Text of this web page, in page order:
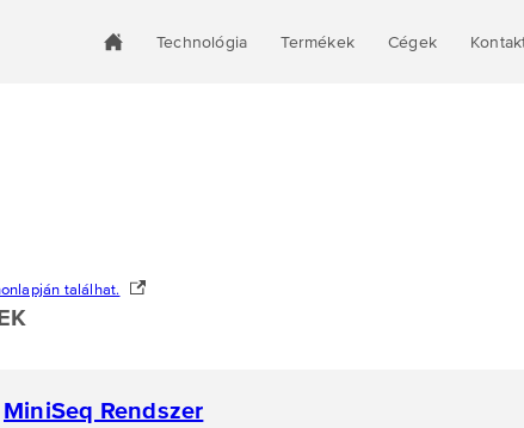
Technológia Termékek Cégek
találhat.
MiniSeq Rendszer